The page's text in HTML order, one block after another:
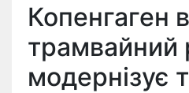
Копенгаген
трамвайний
модернізує